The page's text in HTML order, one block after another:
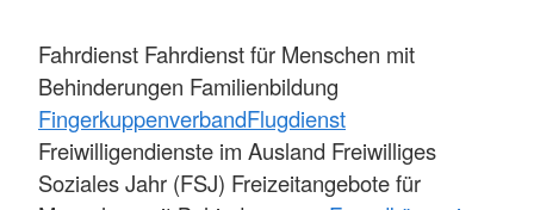
Fahrdienst Fahrdienst für Menschen mit
Behinderungen Familienbildung
FingerkuppenverbandFlugdienst
Freiwilligendienste im Ausland Freiwilliges
Soziales Jahr (FSJ) Freizeitangebote für